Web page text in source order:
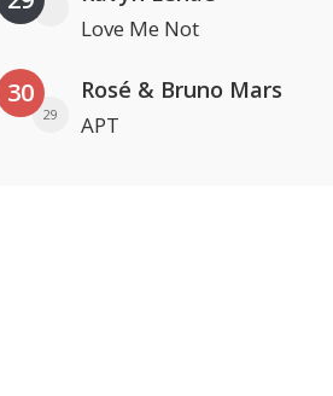
Love Me Not
30
29
Rosé & Bruno Mars
APT